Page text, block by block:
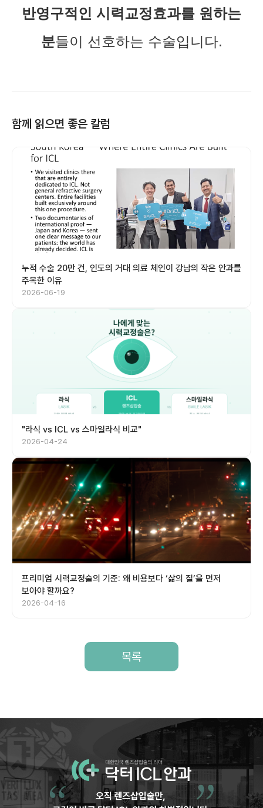
반영구적인 시력교정효과를 원하는
분들이 선호하는 수술입니다.
함께 읽으면 좋은 칼럼
누적 수술 20만 건, 인도의 거대 의료 체인이 강남의 작은 안과를
주목한 이유
2026-06-19
"라식 vs ICL vs 스마일라식 비교"
2026-04-24
프리미엄 시력교정술의 기준: 왜 비용보다 ‘삶의 질’을 먼저
보아야 할까요?
2026-04-16
목록